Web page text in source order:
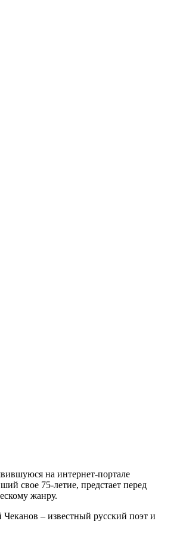
на интернет-портале
свое 75-летие, предстает перед
жанру.
– известный русский поэт и